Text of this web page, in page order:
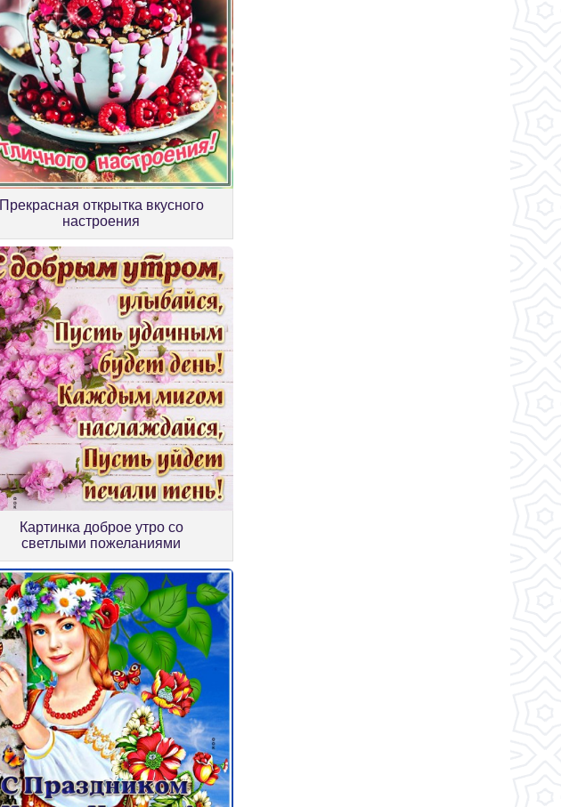
Прекрасная открытка вкусного
настроения
Картинка доброе утро со
светлыми пожеланиями